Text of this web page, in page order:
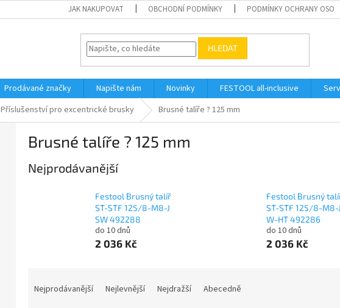
JAK NAKUPOVAT OBCHODNÍ PODMÍNKY PODMÍNKY OCHRANY
HLEDAT
Prodávané značky Napište nám Novinky FESTOOL all-inclusive
Příslušenství pro excentrické brusky Brusné talíře ? 125 mm
Brusné talíře ? 125 mm
Nejprodávanější
Festool Brusný talíř
ST-STF 125/8-M8-J
SW 492288
do 10 dnů
2 036 Kč
Festool Brusný
ST-STF 125/8-M8-J
W-HT 492286
do 10 dnů
2 036 Kč
Nejprodávanější Nejlevnější Nejdražší Abecedně